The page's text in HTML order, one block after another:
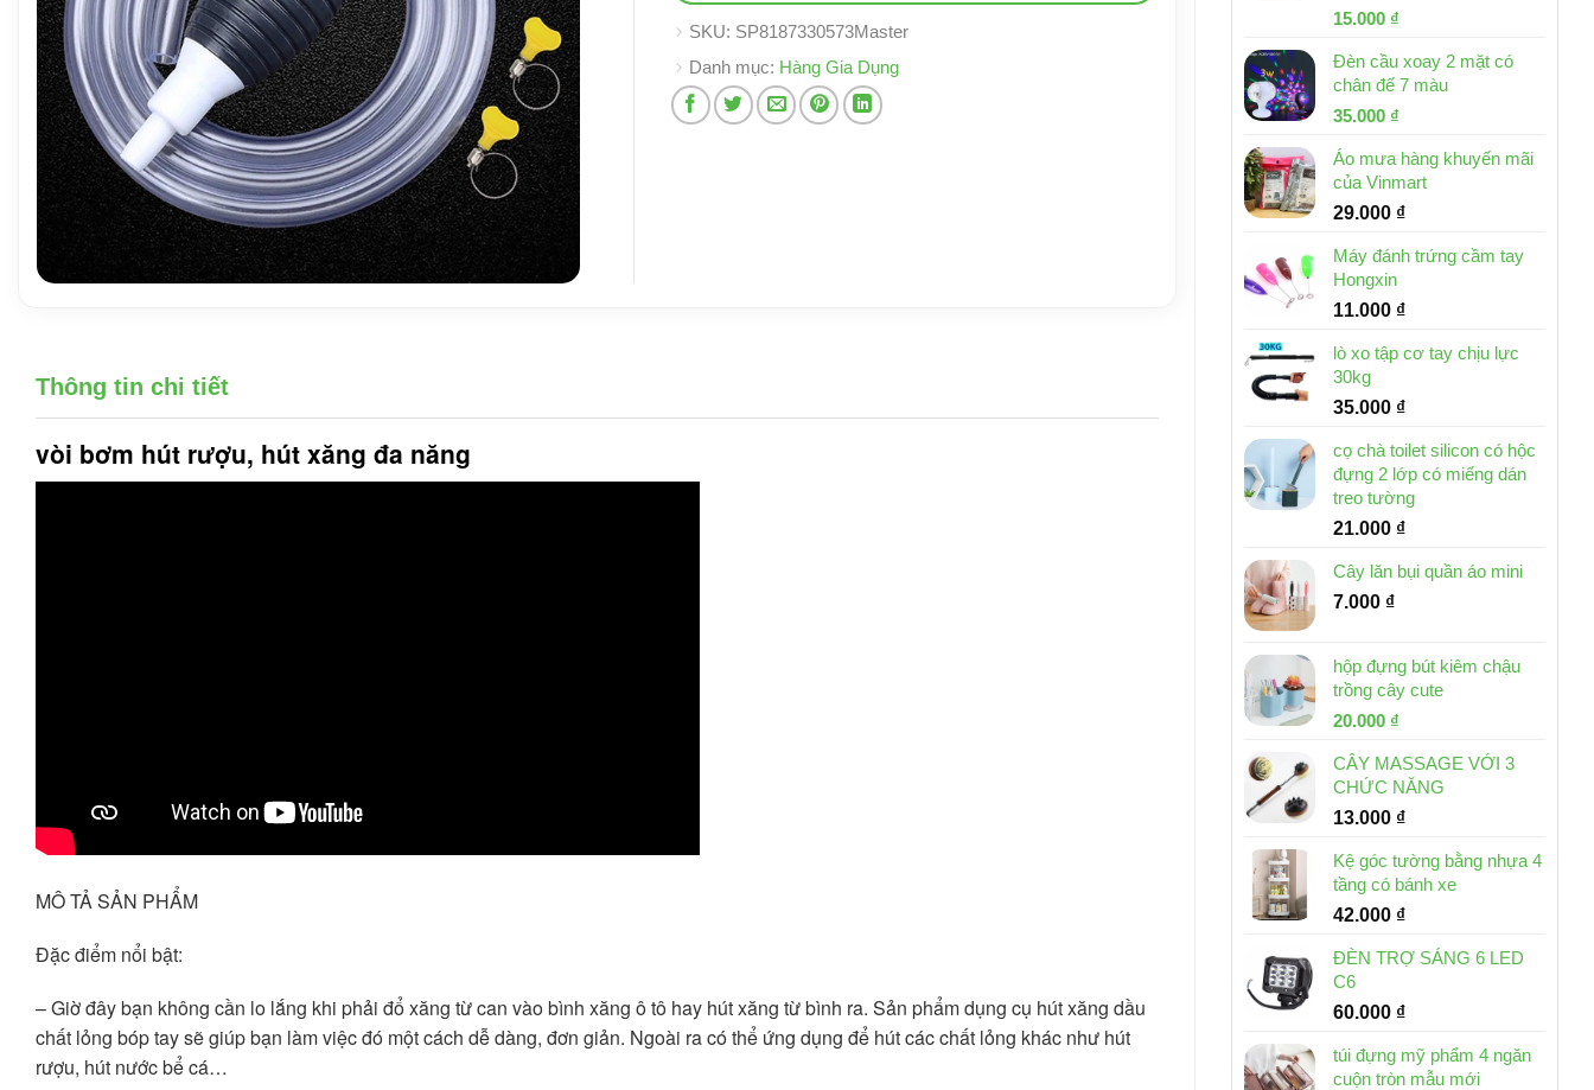
Giá
là:
32.000 ₫.
15.000 ₫
tại
là:
Đèn cầu xoay 2 mặt có
chân đế 7 màu
Giá
là:
46.000 ₫.
35.000 ₫
tại
là:
35.000 ₫.
Áo mưa hàng khuyến mãi
của Vinmart
29.000 ₫
Máy đánh trứng cầm tay
Hongxin
11.000 ₫
lò xo tập cơ tay chịu lực
30kg
35.000 ₫
cọ chà toilet silicon có hộc
đựng 2 lớp có miếng dán
treo tường
21.000 ₫
Cây lăn bụi quần áo mini
7.000 ₫
hộp đựng bút kiêm chậu
trồng cây cute
Giá
là:
30.000 ₫.
20.000 ₫
tại
là:
20.000 ₫.
CÂY MASSAGE VỚI 3
CHỨC NĂNG
13.000 ₫
Kệ góc tường bằng nhựa 4
tầng có bánh xe
42.000 ₫
ĐÈN TRỢ SÁNG 6 LED
C6
60.000 ₫
túi đựng mỹ phẩm 4 ngăn
cuộn tròn mẫu mới
SKU: SP8187330573Master
Danh mục: Hàng Gia Dụng
Thông tin chi tiết
vòi bơm hút rượu, hút xăng đa năng
MÔ TẢ SẢN PHẨM
Đặc điểm nổi bật:
– Giờ đây bạn không cần lo lắng khi phải đổ xăng từ can vào bình xăng ô tô hay hút xăng từ bình ra. Sản phẩm dụng cụ hút xăng dầu
chất lỏng bóp tay sẽ giúp bạn làm việc đó một cách dễ dàng, đơn giản. Ngoài ra có thể ứng dụng để hút các chất lỏng khác như hút
rượu, hút nước bể cá…